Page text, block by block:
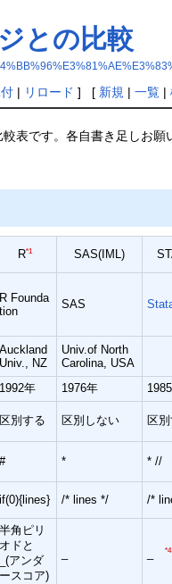
との比較
| リロード ] [ 新規 | 一覧|
表です。各自書き足しお願
R*1 SAS(IML)
R Founda
tion
SAS
Auckland
Univ., NZ
Univ.of North
Carolina, USA
1992年 1976年
区別する 区別しない 区
# * * //
if(0){lines} /* lines */ /*
半角ピリ
オドと
_(アンダ
ースコア)
*4